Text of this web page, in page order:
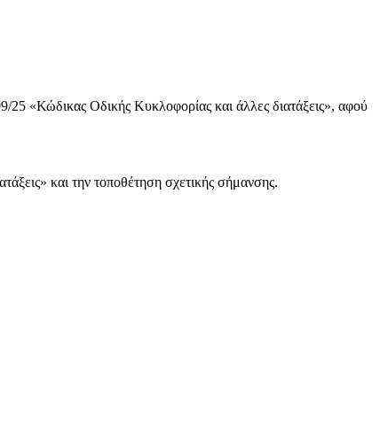
«Κώδικας Οδικής Κυκλοφορίας και άλλες διατάξεις», αφού
και την τοποθέτηση σχετικής σήμανσης.